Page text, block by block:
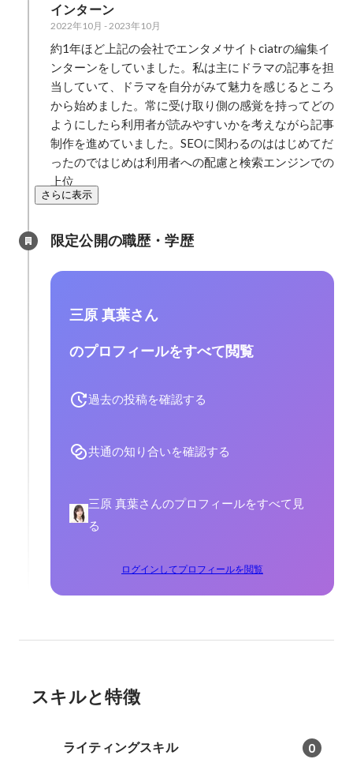
インターン
2022年10月 -2023年10月
約1年ほど上記の会社でエンタメサイトciatrの編集イ
ンターンをしていました。私は主にドラマの記事を担
当していて、ドラマを自分がみて魅力を感じるところ
から始めました。常に受け取り側の感覚を持ってどの
ようにしたら利用者が読みやすいかを考えながら記事
制作を進めていました。SEOに関わるのははじめてだ
ったのではじめは利用者への配慮と検索エンジンでの
上位
さらに表示
限定公開の職歴・学歴
三原 真葉さん
のプロフィールをすべて閲覧
過去の投稿を確認する
共通の知り合いを確認する
三原 真葉さんのプロフィールをすべて見
る
ログインしてプロフィールを閲覧
スキルと特徴
ライティングスキル 0